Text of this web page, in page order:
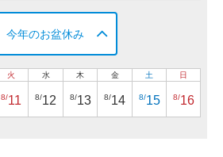
今年のお盆休み
火
8/11
水
8/12
木
8/13
金
8/14
土
8/15
日
8/16